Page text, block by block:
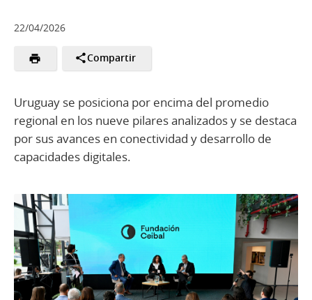
22/04/2026
Compartir
Uruguay se posiciona por encima del promedio
regional en los nueve pilares analizados y se destaca
por sus avances en conectividad y desarrollo de
capacidades digitales.